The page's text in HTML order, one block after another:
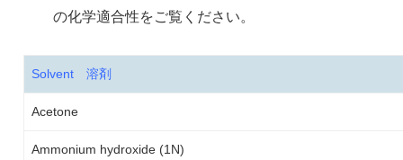
の化学適合性をご覧ください。
Solvent溶剤
Acetone
Ammonium hydroxide (1N)